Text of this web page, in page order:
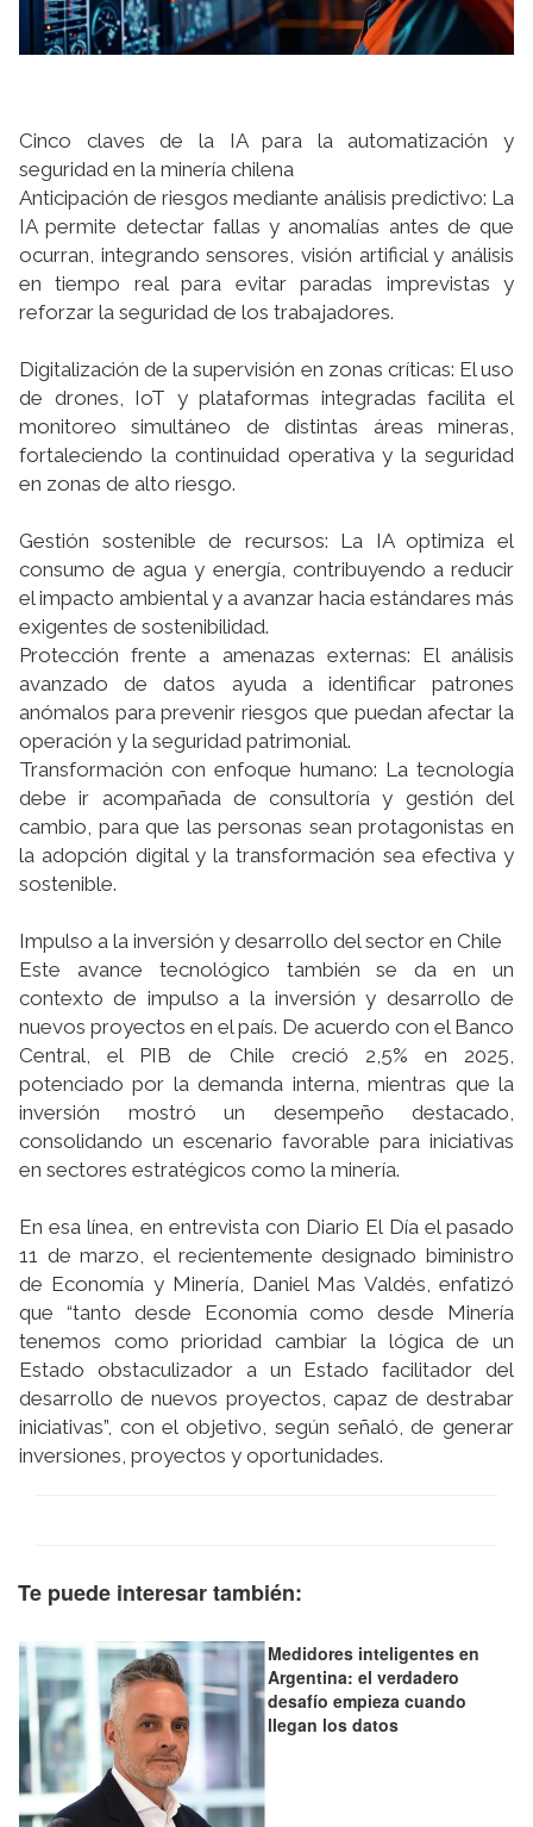
Cinco claves de la IA para la automatización y
seguridad en la minería chilena
Anticipación de riesgos mediante análisis predictivo: La
IA permite detectar fallas y anomalías antes de que
ocurran, integrando sensores, visión artificial y análisis
en tiempo real para evitar paradas imprevistas y
reforzar la seguridad de los trabajadores.
Digitalización de la supervisión en zonas críticas: El uso
de drones, IoT y plataformas integradas facilita el
monitoreo simultáneo de distintas áreas mineras,
fortaleciendo la continuidad operativa y la seguridad
en zonas de alto riesgo.
Gestión sostenible de recursos: La IA optimiza el
consumo de agua y energía, contribuyendo a reducir
el impacto ambiental y a avanzar hacia estándares más
exigentes de sostenibilidad.
Protección frente a amenazas externas: El análisis
avanzado de datos ayuda a identificar patrones
anómalos para prevenir riesgos que puedan afectar la
operación y la seguridad patrimonial.
Transformación con enfoque humano: La tecnología
debe ir acompañada de consultoría y gestión del
cambio, para que las personas sean protagonistas en
la adopción digital y la transformación sea efectiva y
sostenible.
Impulso a la inversión y desarrollo del sector en Chile
Este avance tecnológico también se da en un
contexto de impulso a la inversión y desarrollo de
nuevos proyectos en el país. De acuerdo con el Banco
Central, el PIB de Chile creció 2,5% en 2025,
potenciado por la demanda interna, mientras que la
inversión mostró un desempeño destacado,
consolidando un escenario favorable para iniciativas
en sectores estratégicos como la minería.
En esa línea, en entrevista con Diario El Día el pasado
11 de marzo, el recientemente designado biministro
de Economía y Minería, Daniel Mas Valdés, enfatizó
que “tanto desde Economía como desde Minería
tenemos como prioridad cambiar la lógica de un
Estado obstaculizador a un Estado facilitador del
desarrollo de nuevos proyectos, capaz de destrabar
iniciativas”, con el objetivo, según señaló, de generar
inversiones, proyectos y oportunidades.
Te puede interesar también:
Medidores inteligentes en
Argentina: el verdadero
desafío empieza cuando
llegan los datos